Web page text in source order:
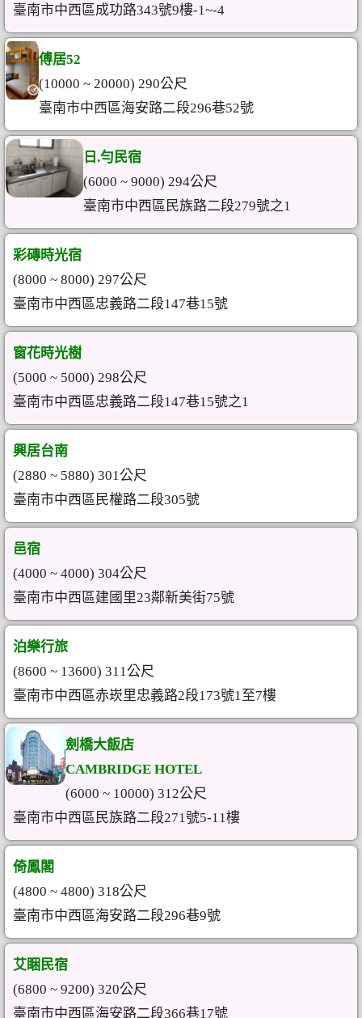
臺南市中西區成功路343號9樓-1~-4
傅居52
(10000 ~ 20000) 290公尺
臺南市中西區海安路二段296巷52號
日.勻民宿
(6000 ~ 9000) 294公尺
臺南市中西區民族路二段279號之1
彩磚時光宿
(8000 ~ 8000) 297公尺
臺南市中西區忠義路二段147巷15號
窗花時光樹
(5000 ~ 5000) 298公尺
臺南市中西區忠義路二段147巷15號之1
興居台南
(2880 ~ 5880) 301公尺
臺南市中西區民權路二段305號
邑宿
(4000 ~ 4000) 304公尺
臺南市中西區建國里23鄰新美街75號
泊樂行旅
(8600 ~ 13600) 311公尺
臺南市中西區赤崁里忠義路2段173號1至7樓
劍橋大飯店
CAMBRIDGE HOTEL
(6000 ~ 10000) 312公尺
臺南市中西區民族路二段271號5-11樓
倚鳳閣
(4800 ~ 4800) 318公尺
臺南市中西區海安路二段296巷9號
艾睏民宿
(6800 ~ 9200) 320公尺
臺南市中西區海安路二段366巷17號